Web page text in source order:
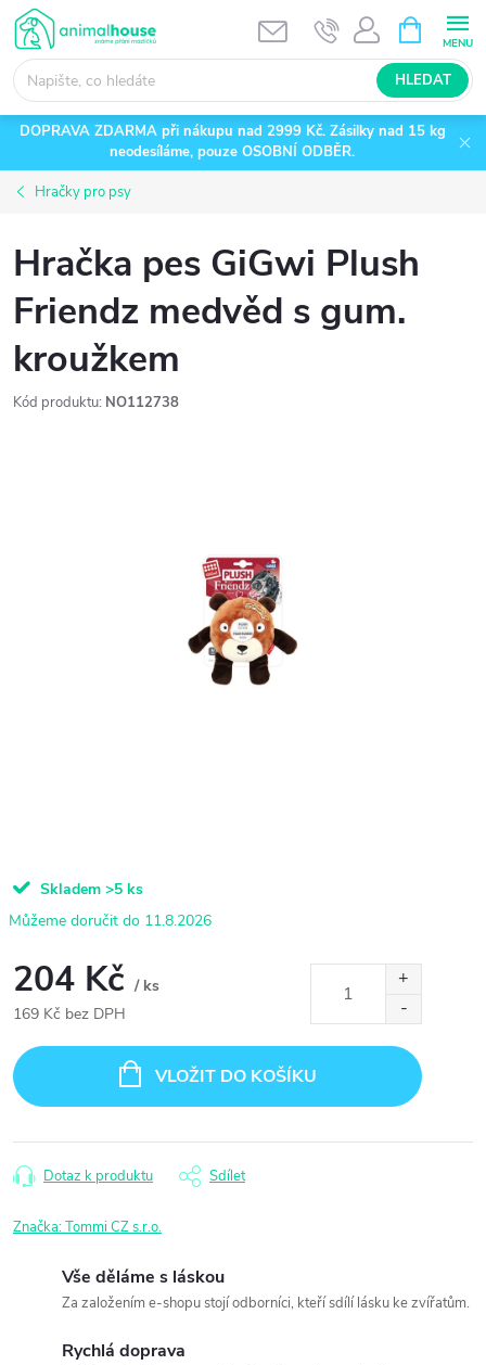
Přejít
na
obsah
HLEDAT
NÁKUPNÍ
KOŠÍK
DOPRAVA ZDARMA při nákupu nad 2999 Kč. Zásilky nad 15 kg
neodesíláme, pouze OSOBNÍ ODBĚR.
Hračky pro psy
Hračka pes GiGwi Plush
Friendz medvěd s gum.
kroužkem
Kód produktu: NO112738
Skladem >5 ks
11.8.2026
204 Kč / ks
169 Kč bez DPH
cena:
VLOŽIT DO KOŠÍKU
Dotaz k produktu Sdílet
Značka:Tommi CZ s.r.o.
Vše děláme s láskou
Za založením e-shopu stojí odborníci, kteří sdílí lásku ke zvířatům.
Rychlá doprava